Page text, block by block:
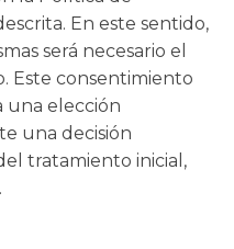
En este sentido,
será necesario el
Este consentimiento
una elección
una decisión
tratamiento inicial,